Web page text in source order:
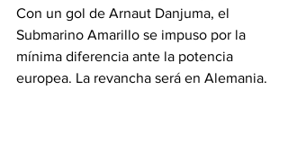
Con un gol de Arnaut Danjuma, el
Submarino Amarillo se impuso por la
mínima diferencia ante la potencia
europea. La revancha será en Alemania.